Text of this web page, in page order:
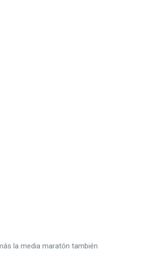
la media maratón también